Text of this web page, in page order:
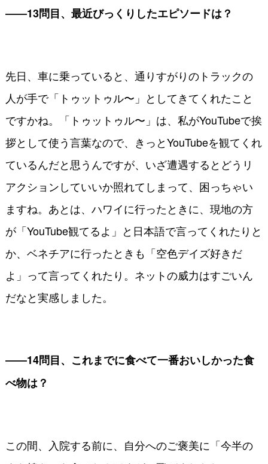
――13問目、最近びっくりしたエピソードは？
先日、車に乗っていると、通りすがりのトラックの
人が手で「トゥットゥル〜」としてきてくれたこと
ですかね。「トゥットゥル〜」は、私がYouTubeで挨
拶として使う言葉なので、きっとYouTubeを観てくれ
ているんだと思うんですが、いざ遭遇するとどうリ
アクションしていいか照れてしまって、困っちゃい
ますね。あとは、ハワイに行ったときに、現地の方
が「YouTube観てるよ」と日本語で言ってくれたりと
か、ベネチアに行ったときも「空色デイズ好きだ
よ」って言ってくれたり。ネットの威力はすごいん
だなと実感しました。
――14問目、これまでに食べて一番おいしかった食
べ物は？
この間、入院する前に、自分へのご褒美に「今半の